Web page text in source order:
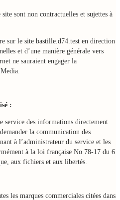
sont non contractuelles et sujettes à
sur le site bastille.d74.test en direction
et d’une manière générale vers
ne sauraient engager la
:
service des informations directement
la communication des
à l’administrateur du service et les
à la loi française No 78-17 du 6
aux fichiers et aux libertés.
les marques commerciales citées dans